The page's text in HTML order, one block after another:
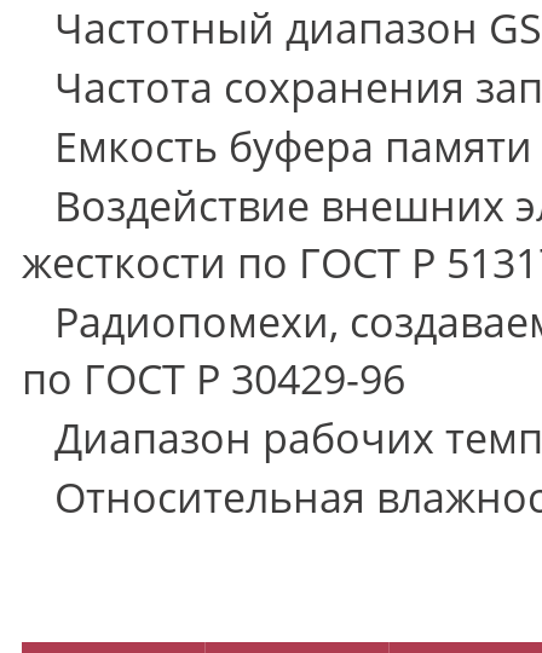
Частотный диапазон
Частота сохранения
Емкость буфера
Воздействие внешних
жесткости по ГОСТ Р
Радиопомехи,
по ГОСТ Р 30429-96
Диапазон рабочих
Относительная